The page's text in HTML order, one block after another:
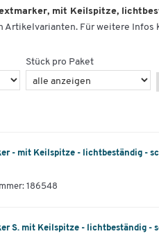
mit Keilspitze,
Artikelvarianten. Für weitere Infos
Stück pro Paket
- mit Keilspitze - lichtbeständig -
186548
S. mit Keilspitze - lichtbeständig -